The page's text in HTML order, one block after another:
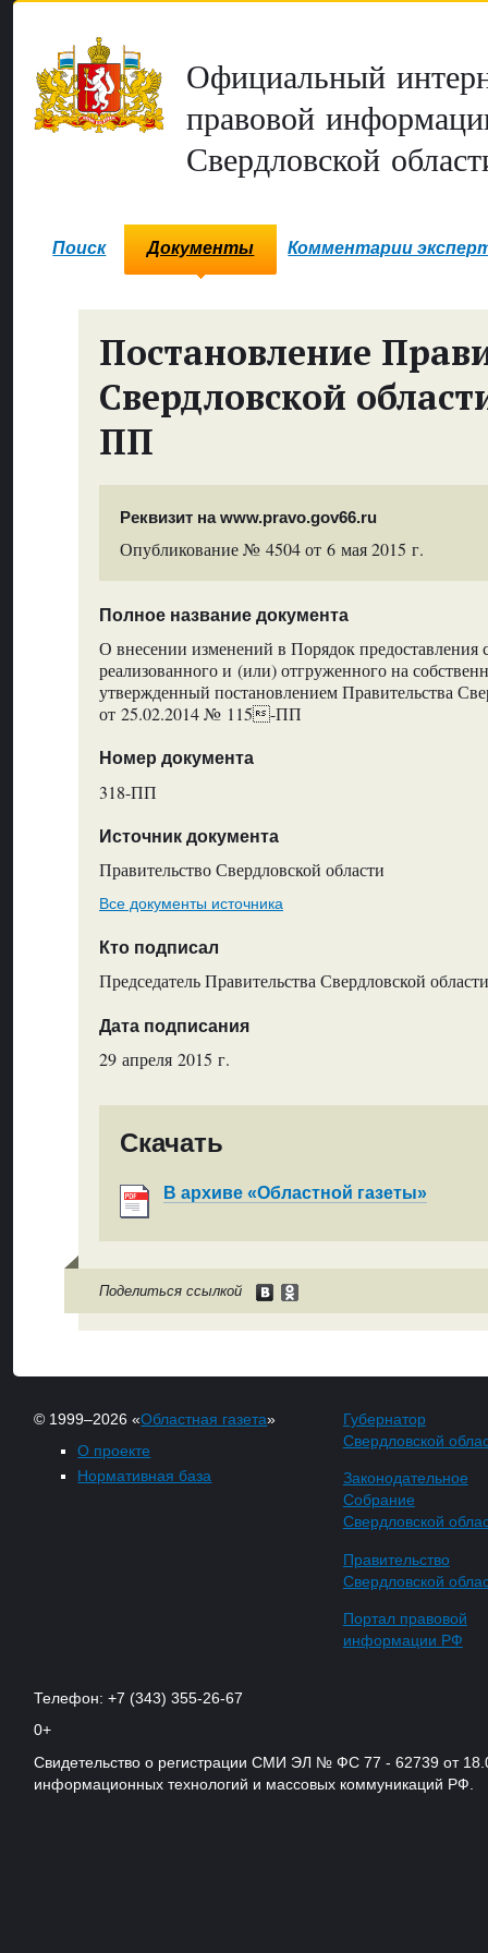
Официальный
правовой
Свердловской
Поиск Документы Комментарии
Постановление
Свердловской
ПП
Реквизит на www.pravo.gov66.ru
Опубликование № 4504 от 6 мая 2015 г.
Полное название документа
О внесении изменений в Порядок предоставления
реализованного и (или) отгруженного на
утвержденный постановлением Правительства
от 25.02.2014 № 115-ПП
Номер документа
318-ПП
Источник документа
Правительство Свердловской области
Все документы источника
Кто подписал
Председатель Правительства Свердловской
Дата подписания
29 апреля 2015 г.
Скачать
В архиве «Областной газеты»
Поделиться ссылкой
© 1999–2026 «Областная газета»
О проекте
Нормативная база
Губернатор
Свердловской
Законодательное
Собрание
Свердловской
Правительство
Свердловской
Портал правовой
информации РФ
Телефон: +7 (343) 355-26-67
0+
Свидетельство о регистрации СМИ ЭЛ № ФС 77 - 62739 от
информационных технологий и массовых коммуникаций РФ.